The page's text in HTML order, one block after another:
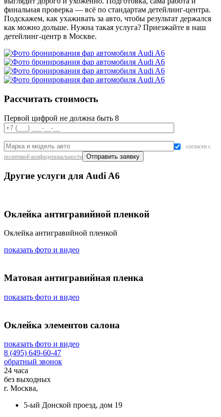
финальная проверка — всё по стандартам детейлинг-центра.
Подскажем, как ухаживать за авто, чтобы результат держался
как можно дольше. Нужна такая услуга? Приезжайте в наш
детейлинг-центр в Москве.
Рассчитать стоимость
Первой цифрой не должна быть 8
согласен с
политикой конфиденциальности
Другие услуги для Audi A6
Оклейка антигравийной пленкой
Оклейка антигравийной пленкой
показать фото и видео
Матовая антигравийная пленка
показать фото и видео
Оклейка элементов салона
показать фото и видео
8 (495) 649-60-47
обратный звонок
24 часа
без выходных
г. Москва,
5-ый Донской проезд, дом 19